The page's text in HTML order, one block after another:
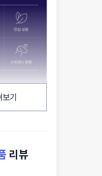
기
리뷰